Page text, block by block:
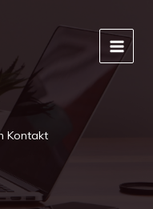
Kontakt